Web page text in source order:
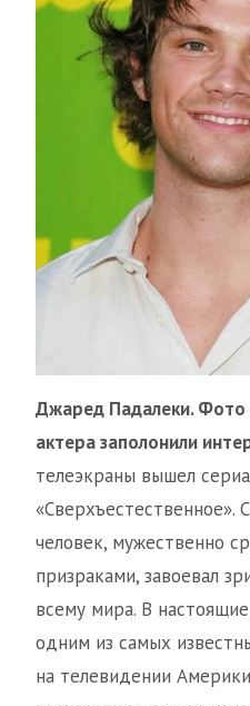
Джаред Падалеки. Фото
актера заполонили
телеэкраны вышел
«Сверхъестественное».
человек, мужественно
призраками, завоевал
всему мира. В
одним из самых
на телевидении